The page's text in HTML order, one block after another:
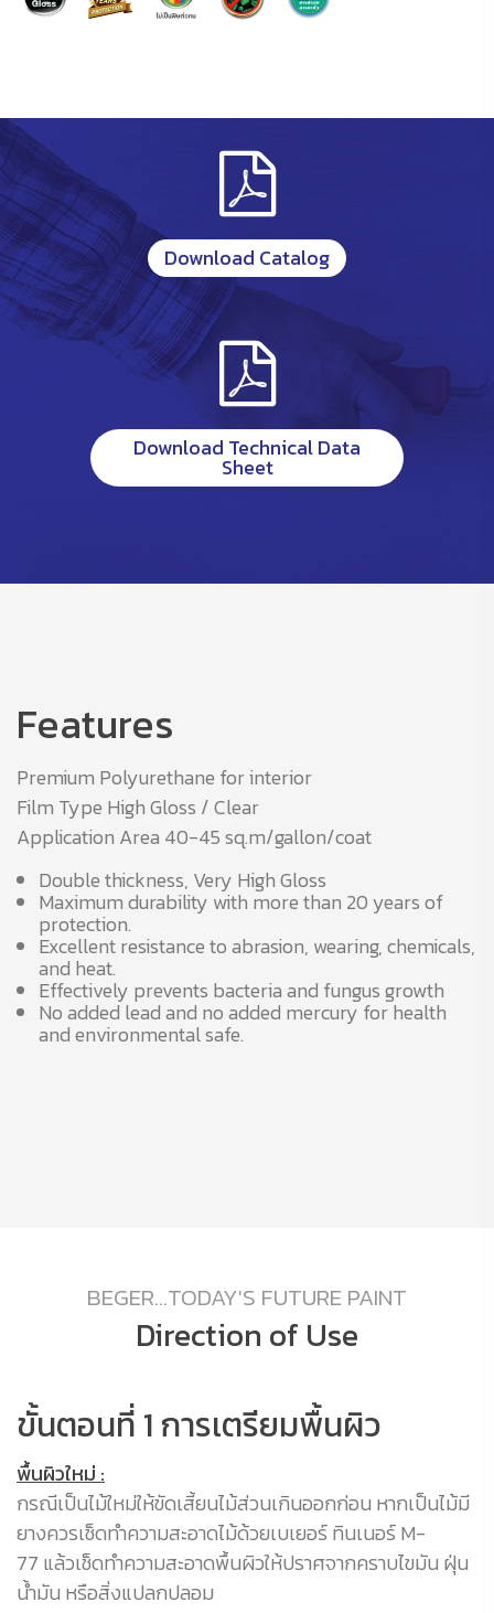
Download Catalog
Download Technical Data
Sheet
Features
Premium Polyurethane for interior
Film Type High Gloss / Clear
Application Area 40-45 sq.m/gallon/coat
Double thickness, Very High Gloss
Maximum durability with more than 20 years of
protection.
Excellent resistance to abrasion, wearing, chemicals,
and heat.
Effectively prevents bacteria and fungus growth
No added lead and no added mercury for health
and environmental safe.
BEGER...TODAY'S FUTURE PAINT
Direction of Use
ขั้นตอนที่ 1 การเตรียมพื้นผิว
พื้นผิวใหม่ :
กรณีเป็นไม้ใหม่ให้ขัดเสี้ยนไม้ส่วนเกินออกก่อน หากเป็นไม้มี
ยางควรเช็ดทำความสะอาดไม้ด้วยเบเยอร์ ทินเนอร์ M-
77 แล้วเช็ดทำความสะอาดพื้นผิวให้ปราศจากคราบไขมัน ฝุ่น
น้ำมัน หรือสิ่งแปลกปลอม